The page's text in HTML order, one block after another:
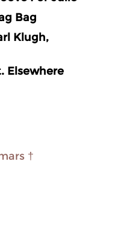
Bag
Klugh,
Elsewhere
†